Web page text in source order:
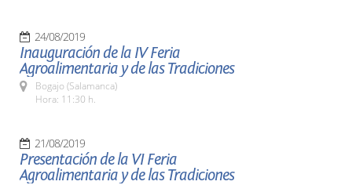
24/08/2019
Inauguración de la IV Feria
Agroalimentaria y de las Tradiciones
Bogajo (Salamanca)
Hora: 11:30 h.
21/08/2019
Presentación de la VI Feria
Agroalimentaria y de las Tradiciones